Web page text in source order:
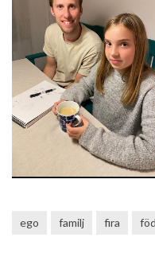
ego familj fira